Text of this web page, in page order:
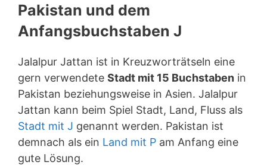
Pakistan und dem
Anfangsbuchstaben J
Jalalpur Jattan ist in Kreuzworträtseln eine
gern verwendete Stadt mit 15 Buchstaben in
Pakistan beziehungsweise in Asien. Jalalpur
Jattan kann beim Spiel Stadt, Land, Fluss als
Stadt mit J genannt werden. Pakistan ist
demnach als ein Land mit P am Anfang eine
gute Lösung.